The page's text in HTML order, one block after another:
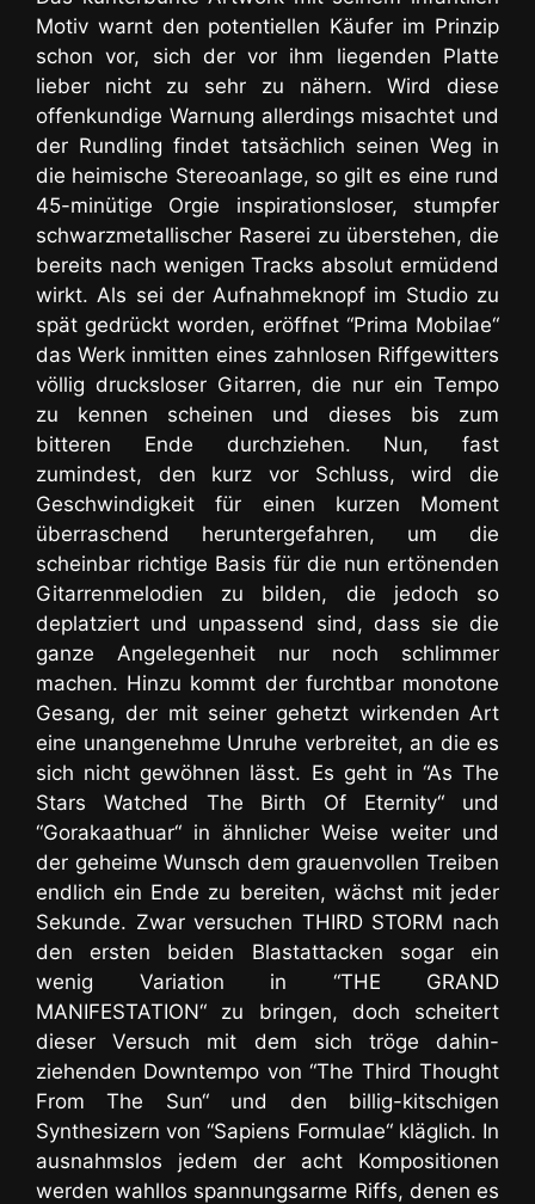
Motiv warnt den potentiellen Käufer im Prinzip
schon vor, sich der vor ihm liegenden Platte
lieber nicht zu sehr zu nähern. Wird diese
offenkundige Warnung allerdings misachtet und
der Rundling findet tatsächlich seinen Weg in
die heimische Stereoanlage, so gilt es eine rund
45-minütige Orgie inspirationsloser, stumpfer
schwarzmetallischer Raserei zu überstehen, die
bereits nach wenigen Tracks absolut ermüdend
wirkt. Als sei der Aufnahmeknopf im Studio zu
spät gedrückt worden, eröffnet “Prima Mobilae“
das Werk inmitten eines zahnlosen Riffgewitters
völlig drucksloser Gitarren, die nur ein Tempo
zu kennen scheinen und dieses bis zum
bitteren Ende durchziehen. Nun, fast
zumindest, den kurz vor Schluss, wird die
Geschwindigkeit für einen kurzen Moment
überraschend heruntergefahren, um die
scheinbar richtige Basis für die nun ertönenden
Gitarrenmelodien zu bilden, die jedoch so
deplatziert und unpassend sind, dass sie die
ganze Angelegenheit nur noch schlimmer
machen. Hinzu kommt der furchtbar monotone
Gesang, der mit seiner gehetzt wirkenden Art
eine unangenehme Unruhe verbreitet, an die es
sich nicht gewöhnen lässt. Es geht in “As The
Stars Watched The Birth Of Eternity“ und
“Gorakaathuar“ in ähnlicher Weise weiter und
der geheime Wunsch dem grauenvollen Treiben
endlich ein Ende zu bereiten, wächst mit jeder
Sekunde. Zwar versuchen THIRD STORM nach
den ersten beiden Blastattacken sogar ein
wenig Variation in “THE GRAND
MANIFESTATION“ zu bringen, doch scheitert
dieser Versuch mit dem sich tröge dahin-
ziehenden Downtempo von “The Third Thought
From The Sun“ und den billig-kitschigen
Synthesizern von “Sapiens Formulae“ kläglich. In
ausnahmslos jedem der acht Kompositionen
werden wahllos spannungsarme Riffs, denen es